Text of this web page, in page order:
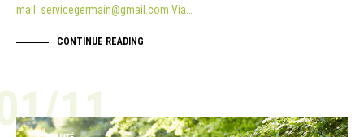
mail: servicegermain@gmail.com Via…
CONTINUE READING
11